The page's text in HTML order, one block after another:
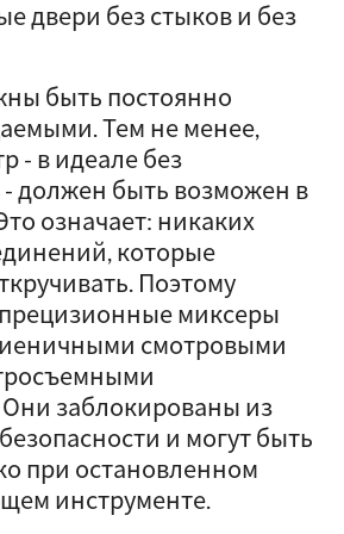
двери без стыков и без
быть постоянно
Тем не менее,
- в идеале без
- должен быть возможен в
означает: никаких
которые
Поэтому
миксеры
смотровыми
заблокированы из
и могут быть
при остановленном
инструменте.